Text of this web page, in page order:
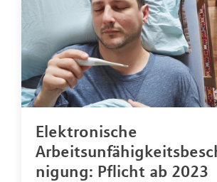
Elektronische
nigung: Pflicht ab 2023